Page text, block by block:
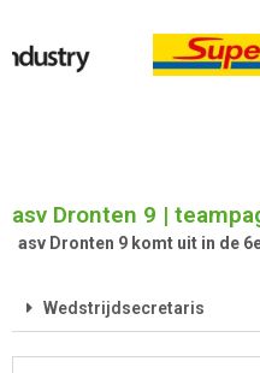
asv Dronten 9 |
asv Dronten 9 komt uit in de
Wedstrijdsecretaris